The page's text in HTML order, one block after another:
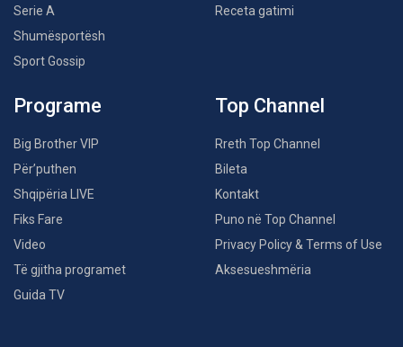
Serie A
Shumësportësh
Sport Gossip
Receta gatimi
Programe
Big Brother VIP
Për’puthen
Shqipëria LIVE
Fiks Fare
Video
Të gjitha programet
Guida TV
Top Channel
Rreth Top Channel
Bileta
Kontakt
Puno në Top Channel
Privacy Policy & Terms of Use
Aksesueshmëria